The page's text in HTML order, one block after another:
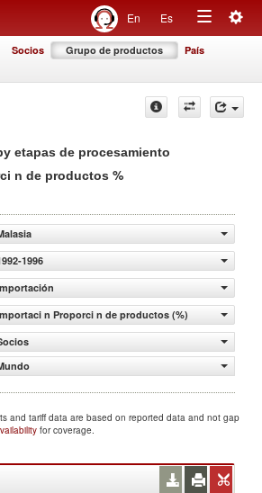
En Es
Toggle
Socios Grupo de productos País
etapas de procesamiento
n de productos %
1996
n Proporci n de productos (%)
and tariff data are based on reported data and not gap
for coverage.